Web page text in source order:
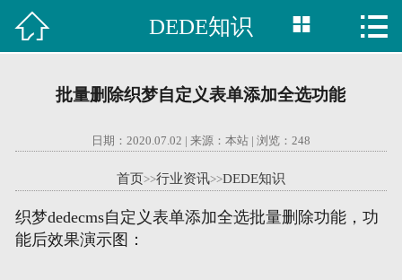
 首页
行业资讯
 DEDE知识  
批量删除织梦自定义表单添加全选功能
日期：2020.07.02 | 来源：本站 | 浏览： 248
首页>>行业资讯>>DEDE知识
织梦dedecms自定义表单添加全选批量删除功能，功
能后效果演示图：